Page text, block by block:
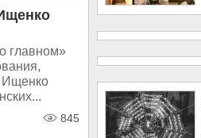
главном»
Ищенко
845